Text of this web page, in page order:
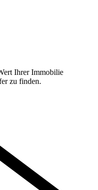
Ihrer Immobilie
zu finden.